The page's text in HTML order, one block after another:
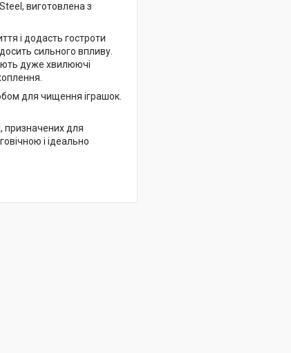
виготовлена з
і додасть гостроти
сильного впливу.
дуже хвилюючі
для чищення іграшок.
призначених для
і ідеально